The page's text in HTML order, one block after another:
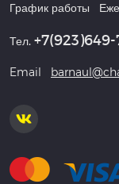
График работы
Тел.
Email